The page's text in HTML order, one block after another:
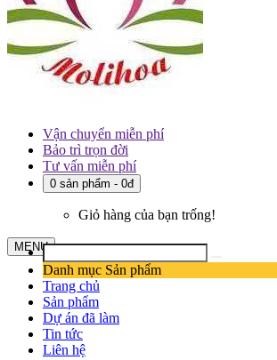
Vận chuyển miễn phí
Bảo trì trọn đời
Tư vấn miễn phí
0 sản phẩm - 0đ
Giỏ hàng của bạn trống!
MENU
Danh mục Sản phẩm
Trang chủ
Sản phẩm
Dự án đã làm
Tin tức
Liên hệ